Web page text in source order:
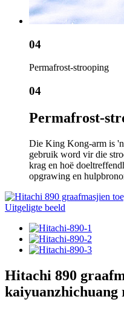
04
Permafrost-strooping
04
Permafrost-
Die King Kong-arm is 'n
gebruik word vir die
krag en hoë
opgrawing en
Hitachi 890
kaiyuanzhichuang